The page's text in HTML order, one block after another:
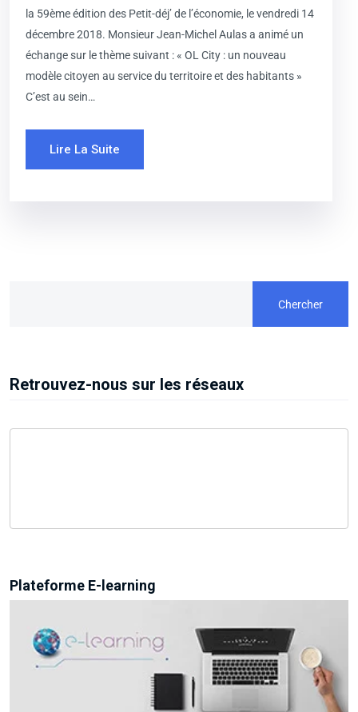
la 59ème édition des Petit-déj’ de l’économie, le vendredi 14
décembre 2018. Monsieur Jean-Michel Aulas a animé un
échange sur le thème suivant : « OL City : un nouveau
modèle citoyen au service du territoire et des habitants »
C’est au sein…
Lire La Suite
Chercher
Retrouvez-nous sur les réseaux
Plateforme E-learning